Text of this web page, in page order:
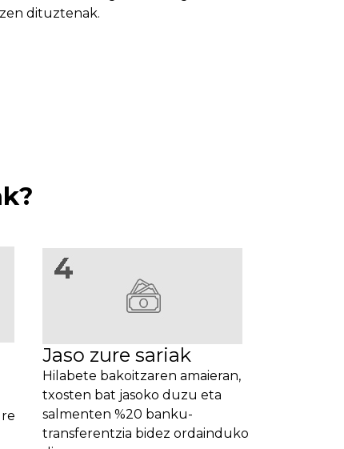
dituztenak.
Jaso zure sariak
Hilabete bakoitzaren amaieran,
txosten bat jasoko duzu eta
salmenten %20 banku-
transferentzia bidez ordainduko